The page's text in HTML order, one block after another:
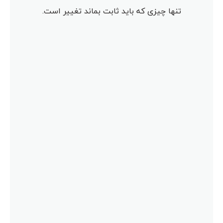
تنها چیزی که باید ثابت بماند تغییر است.